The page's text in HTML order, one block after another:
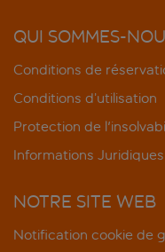
QUI SOMMES-
Conditions de
Conditions d’utilisation
Protection de
Informations Juridiques
NOTRE SITE WEB
Notification cookie de